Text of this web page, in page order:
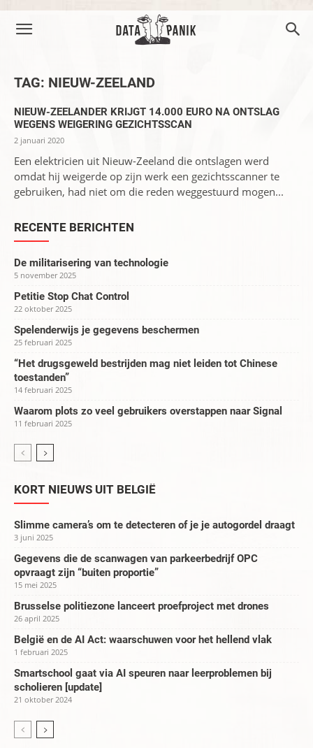
TAG: NIEUW-ZEELAND
NIEUW-ZEELANDER KRIJGT 14.000 EURO NA ONTSLAG
WEGENS WEIGERING GEZICHTSSCAN
2 januari 2020
Een elektricien uit Nieuw-Zeeland die ontslagen werd
omdat hij weigerde op zijn werk een gezichtsscanner te
gebruiken, had niet om die reden weggestuurd mogen...
RECENTE BERICHTEN
De militarisering van technologie
5 november 2025
Petitie Stop Chat Control
22 oktober 2025
Spelenderwijs je gegevens beschermen
25 februari 2025
“Het drugsgeweld bestrijden mag niet leiden tot Chinese
toestanden”
14 februari 2025
Waarom plots zo veel gebruikers overstappen naar Signal
11 februari 2025
KORT NIEUWS UIT BELGIË
Slimme camera’s om te detecteren of je je autogordel draagt
3 juni 2025
Gegevens die de scanwagen van parkeerbedrijf OPC
opvraagt zijn “buiten proportie”
15 mei 2025
Brusselse politiezone lanceert proefproject met drones
26 april 2025
België en de AI Act: waarschuwen voor het hellend vlak
1 februari 2025
Smartschool gaat via AI speuren naar leerproblemen bij
scholieren [update]
21 oktober 2024